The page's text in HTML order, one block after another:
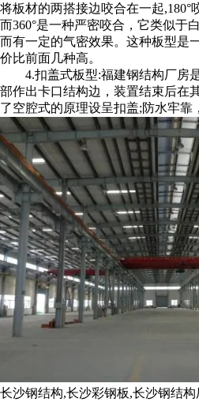
将板材的两搭接边咬合在一起,180°
而360°是一种严密咬合，它类似于
而有一定的气密效果。这种板型是
价比前面几种高。
4.扣盖式板型:福建钢结构厂房
部作出卡口结构边，装置结束后在
了空腔式的原理设呈扣盖;防水牢靠
长沙钢结构,长沙彩钢板,长沙钢结